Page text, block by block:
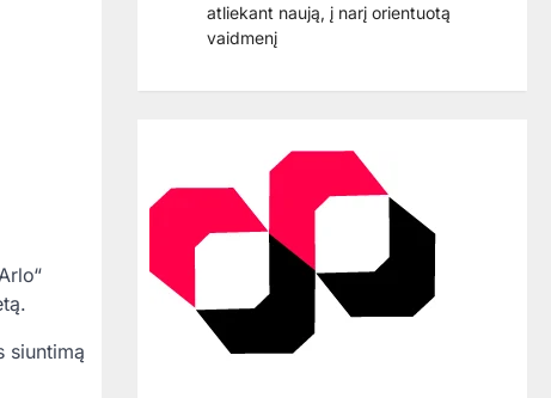
siuntimą
atliekant naują, į narį orientuotą
vaidmenį